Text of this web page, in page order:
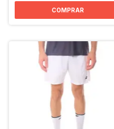
COMPRAR